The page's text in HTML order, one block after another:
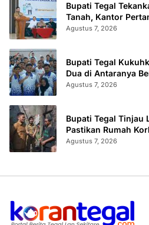
Bupati Tegal
Tanah, Kantor
Sertifikat Terbit
Agustus 7, 2026
Bupati Tegal
Dua di Antaranya
Agustus 7, 2026
Bupati Tegal Tinjau
Pastikan Rumah
Agustus 7, 2026